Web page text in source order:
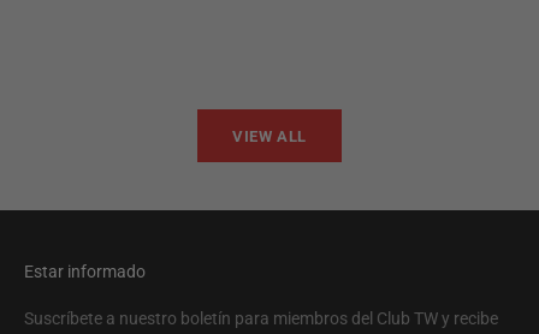
VIEW ALL
Estar informado
Suscríbete a nuestro boletín para miembros del Club TW y recibe